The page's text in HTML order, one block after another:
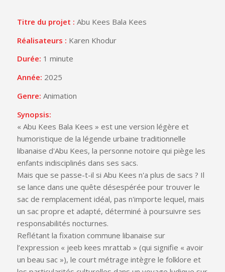
Titre du projet : Abu Kees Bala Kees
Réalisateurs : Karen Khodur
Durée: 1 minute
Année: 2025
Genre: Animation
Synopsis:
« Abu Kees Bala Kees » est une version légère et
humoristique de la légende urbaine traditionnelle
libanaise d'Abu Kees, la personne notoire qui piège les
enfants indisciplinés dans ses sacs.
Mais que se passe-t-il si Abu Kees n'a plus de sacs ? Il
se lance dans une quête désespérée pour trouver le
sac de remplacement idéal, pas n'importe lequel, mais
un sac propre et adapté, déterminé à poursuivre ses
responsabilités nocturnes.
Reflétant la fixation commune libanaise sur
l’expression « jeeb kees mrattab » (qui signifie « avoir
un beau sac »), le court métrage intègre le folklore et